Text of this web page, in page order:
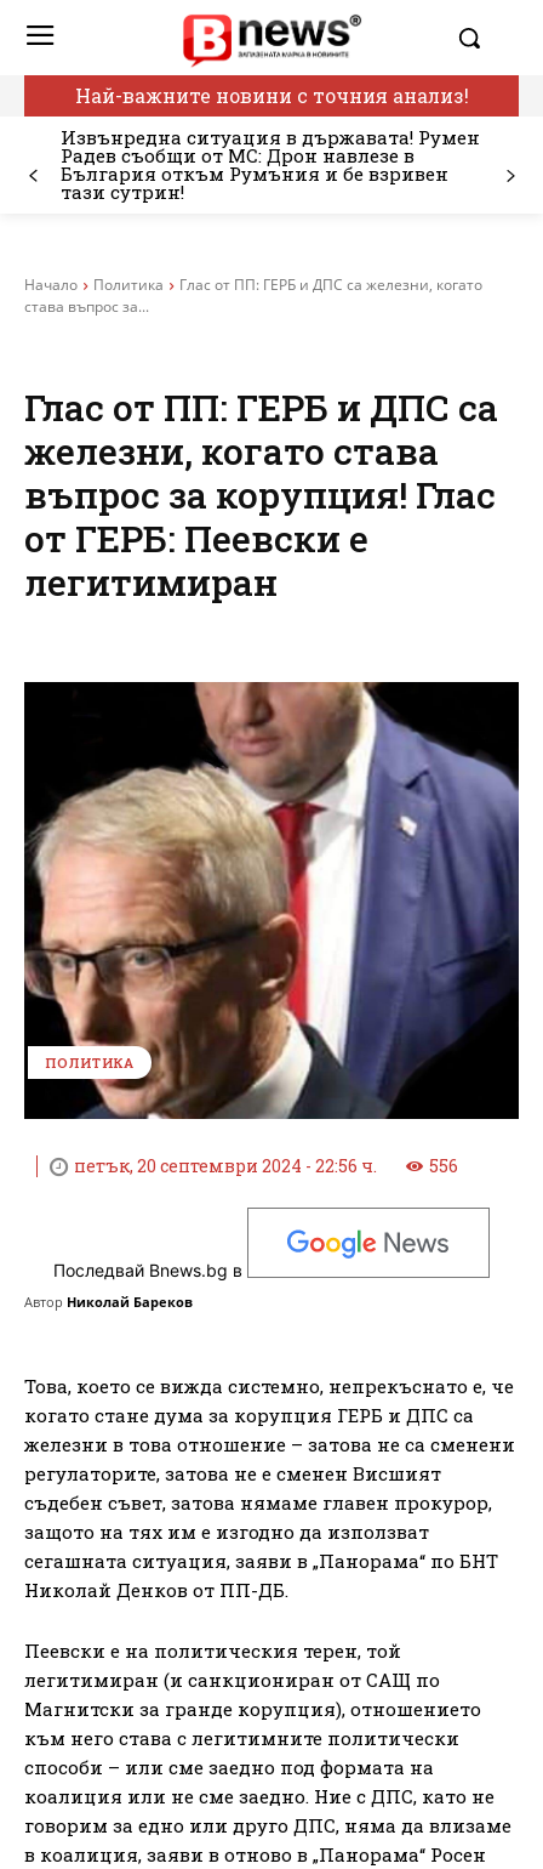
Най-важните новини с точния анализ!
Извънредна ситуация в държавата! Румен
Радев съобщи от МС: Дрон навлезе в
България откъм Румъния и бе взривен
тази сутрин!
Начало Политика
Глас от ПП: ГЕРБ и ДПС са железни, когато
става въпрос за...
Глас от ПП: ГЕРБ и ДПС са
железни, когато става
въпрос за корупция! Глас
от ГЕРБ: Пеевски е
легитимиран
ПОЛИТИКА
петък, 20 септември 2024 - 22:56 ч. 556
Последвай Bnews.bg в
Автор Николай Бареков
Това, което се вижда системно, непрекъснато е, че
когато стане дума за корупция ГЕРБ и ДПС са
железни в това отношение – затова не са сменени
регулаторите, затова не е сменен Висшият
съдебен съвет, затова нямаме главен прокурор,
защото на тях им е изгодно да използват
сегашната ситуация, заяви в „Панорама“ по БНТ
Николай Денков от ПП-ДБ.
Пеевски е на политическия терен, той
легитимиран (и санкциониран от САЩ по
Магнитски за гранде корупция), отношението
към него става с легитимните политически
способи – или сме заедно под формата на
коалиция или не сме заедно. Ние с ДПС, като не
говорим за едно или друго ДПС, няма да влизаме
в коалиция, заяви в отново в „Панорама“ Росен